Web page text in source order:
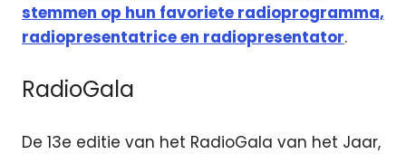
stemmen op hun favoriete radioprogramma,
radiopresentatrice en radiopresentator.
RadioGala
De 13e editie van het RadioGala van het Jaar,